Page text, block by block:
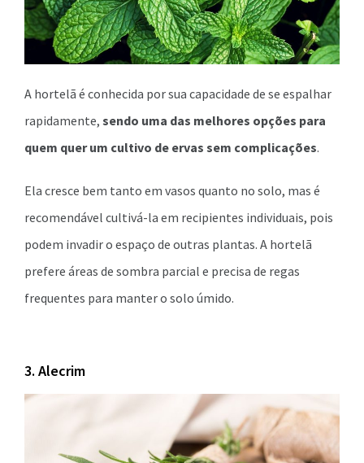
A hortelã é conhecida por sua capacidade de se espalhar
rapidamente, sendo uma das melhores opções para
quem quer um cultivo de ervas sem complicações.
Ela cresce bem tanto em vasos quanto no solo, mas é
recomendável cultivá-la em recipientes individuais, pois
podem invadir o espaço de outras plantas. A hortelã
prefere áreas de sombra parcial e precisa de regas
frequentes para manter o solo úmido.
3. Alecrim